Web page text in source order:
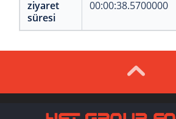
ziyaret
süresi
00:00:38.5700000